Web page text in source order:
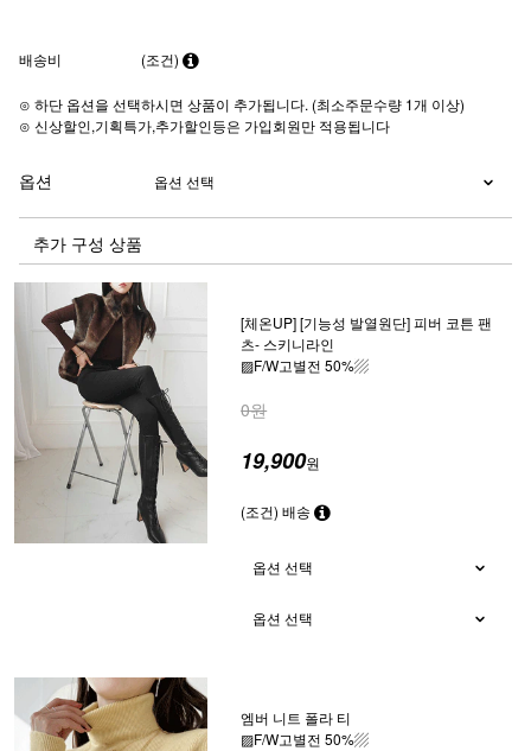
배송비 (조건)
⊙ 하단 옵션을 선택하시면 상품이 추가됩니다. (최소주문수량 1개 이상)
⊙ 신상할인,기획특가,추가할인등은 가입회원만 적용됩니다
옵션
추가 구성 상품
[체온UP] [기능성 발열원단] 피버 코튼 팬
츠- 스키니라인
▨F/W고별전 50%▨
0원
19,900원
(조건) 배송
엠버 니트 폴라 티
▨F/W고별전 50%▨